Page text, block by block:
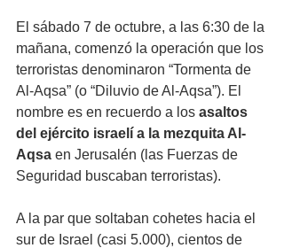
El sábado 7 de octubre, a las 6:30 de la
mañana, comenzó la operación que los
terroristas denominaron “Tormenta de
Al-Aqsa” (o “Diluvio de Al-Aqsa”). El
nombre es en recuerdo a los asaltos
del ejército israelí a la mezquita Al-
Aqsa en Jerusalén (las Fuerzas de
Seguridad buscaban terroristas).
A la par que soltaban cohetes hacia el
sur de Israel (casi 5.000), cientos de